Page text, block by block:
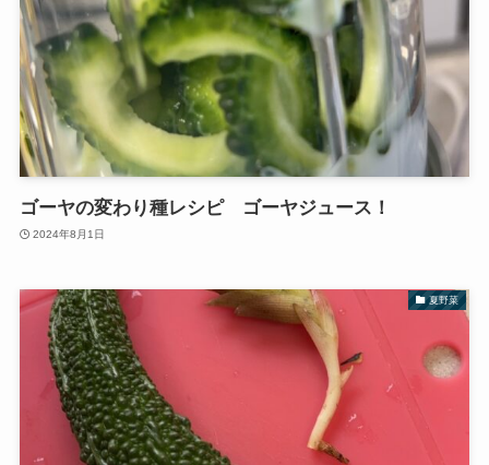
ゴーヤの変わり種レシピ ゴーヤジュース！
2024年8月1日
夏野菜